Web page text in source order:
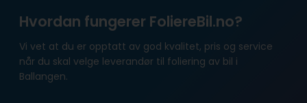
Hvordan fungerer FoliereBil.no?
Vi vet at du er opptatt av god kvalitet, pris og service
når du skal velge leverandør til foliering av bil i
Ballangen.